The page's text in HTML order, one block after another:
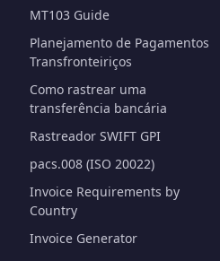
MT103 Guide
Planejamento de Pagamentos
Transfronteiriços
Como rastrear uma
transferência bancária
Rastreador SWIFT GPI
pacs.008 (ISO 20022)
Invoice Requirements by
Country
Invoice Generator